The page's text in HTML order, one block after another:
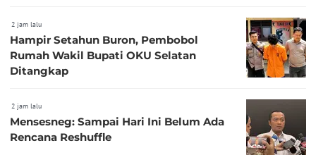
2 jam lalu
Hampir Setahun Buron, Pembobol
Rumah Wakil Bupati OKU Selatan
Ditangkap
2 jam lalu
Mensesneg: Sampai Hari Ini Belum Ada
Rencana Reshuffle